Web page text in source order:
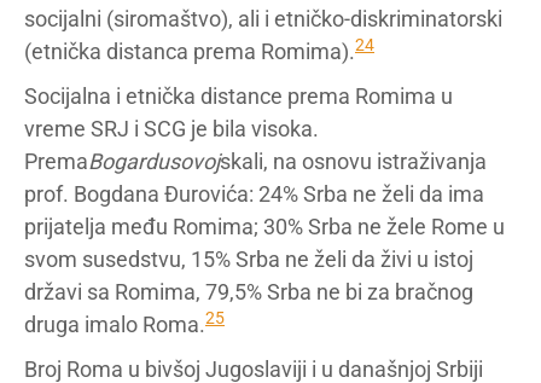
socijalni (siromaštvo), ali i etničko-diskriminatorski
(etnička distanca prema Romima).24
Socijalna i etnička distance prema Romima u
vreme SRJ i SCG je bila visoka.
PremaBogardusovojskali, na osnovu istraživanja
prof. Bogdana Đurovića: 24% Srba ne želi da ima
prijatelja među Romima; 30% Srba ne žele Rome u
svom susedstvu, 15% Srba ne želi da živi u istoj
državi sa Romima, 79,5% Srba ne bi za bračnog
druga imalo Roma.25
Broj Roma u bivšoj Jugoslaviji i u današnjoj Srbiji